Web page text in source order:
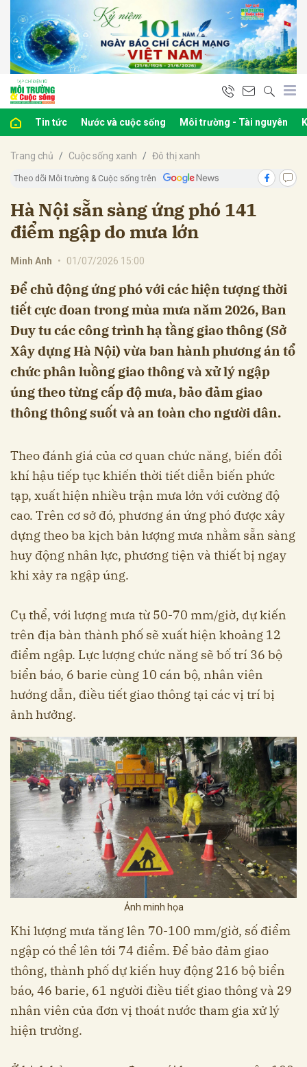
Tin tức Nước và cuộc sống Môi trường - Tài nguyên
Trang chủ Cuộc sống xanh Đô thị xanh
Theo dõi Môi trường & Cuộc sống trên
Hà Nội sẵn sàng ứng phó 141
điểm ngập do mưa lớn
Minh Anh • 01/07/2026 15:00
Để chủ động ứng phó với các hiện tượng thời
tiết cực đoan trong mùa mưa năm 2026, Ban
Duy tu các công trình hạ tầng giao thông (Sở
Xây dựng Hà Nội) vừa ban hành phương án tổ
chức phân luồng giao thông và xử lý ngập
úng theo từng cấp độ mưa, bảo đảm giao
thông thông suốt và an toàn cho người dân.
Theo đánh giá của cơ quan chức năng, biến đổi
khí hậu tiếp tục khiến thời tiết diễn biến phức
tạp, xuất hiện nhiều trận mưa lớn với cường độ
cao. Trên cơ sở đó, phương án ứng phó được xây
dựng theo ba kịch bản lượng mưa nhằm sẵn sàng
huy động nhân lực, phương tiện và thiết bị ngay
khi xảy ra ngập úng.
Cụ thể, với lượng mưa từ 50-70 mm/giờ, dự kiến
trên địa bàn thành phố sẽ xuất hiện khoảng 12
điểm ngập. Lực lượng chức năng sẽ bố trí 36 bộ
biển báo, 6 barie cùng 10 cán bộ, nhân viên
hướng dẫn, điều tiết giao thông tại các vị trí bị
ảnh hưởng.
Ảnh minh họa
Khi lượng mưa tăng lên 70-100 mm/giờ, số điểm
ngập có thể lên tới 74 điểm. Để bảo đảm giao
thông, thành phố dự kiến huy động 216 bộ biển
báo, 46 barie, 61 người điều tiết giao thông và 29
nhân viên của đơn vị thoát nước tham gia xử lý
hiện trường.
luận